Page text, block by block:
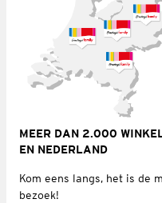
MEER DAN 2.000
EN NEDERLAND
Kom eens langs, het is de
bezoek!